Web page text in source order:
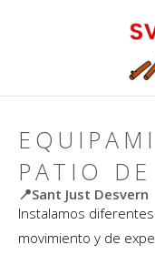
PATIO
📍Sant Just Desvern
Instalamos
movimiento y de